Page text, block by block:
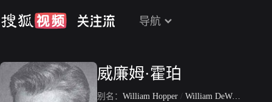
导航
威廉姆·霍珀
别名： William Hopper / William DeWolf Hopper Jr